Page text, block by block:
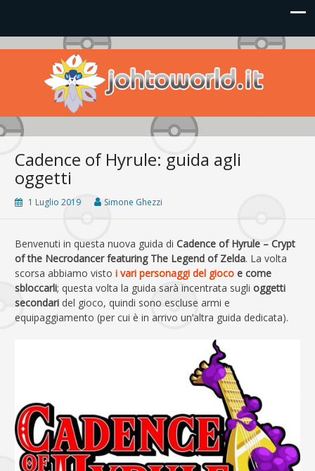
Johto World
Le novità più frizzanti dall'universo Pokémon e Nintendo
Cadence of Hyrule: guida agli
oggetti
1 Luglio 2019 Simone Ghezzi
Benvenuti in questa nuova guida di Cadence of Hyrule – Crypt
of the Necrodancer featuring The Legend of Zelda. La volta
scorsa abbiamo visto i vari personaggi del gioco e come
sbloccarli; questa volta la guida sarà incentrata sugli oggetti
secondari del gioco, quindi sono escluse armi e
equipaggiamento (per cui è in arrivo un’altra guida dedicata).